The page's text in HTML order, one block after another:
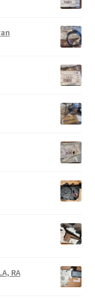
RA